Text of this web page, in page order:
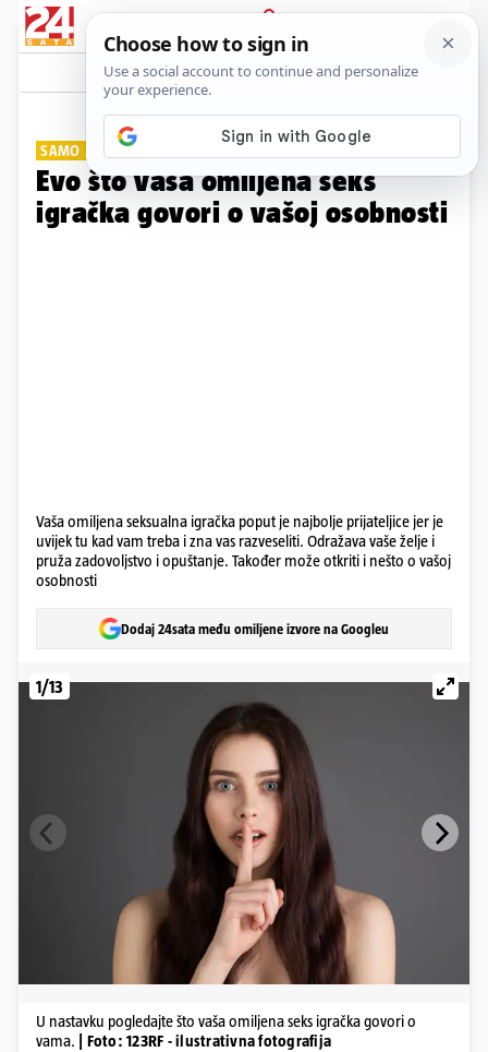
PRIJAVA
Galerija Komentari
SAMO ZA DAME
Evo što vaša omiljena seks
igračka govori o vašoj osobnosti
Vaša omiljena seksualna igračka poput je najbolje prijateljice jer je
uvijek tu kad vam treba i zna vas razveseliti. Odražava vaše želje i
pruža zadovoljstvo i opuštanje. Također može otkriti i nešto o vašoj
osobnosti
Dodaj 24sata među omiljene izvore na Googleu
1/13
U nastavku pogledajte što vaša omiljena seks igračka govori o
vama.
| Foto: 123RF - ilustrativna fotografija